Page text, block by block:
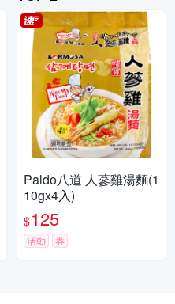
Paldo八道 人蔘雞湯麵(1
10gx4入)
$125
活動 券